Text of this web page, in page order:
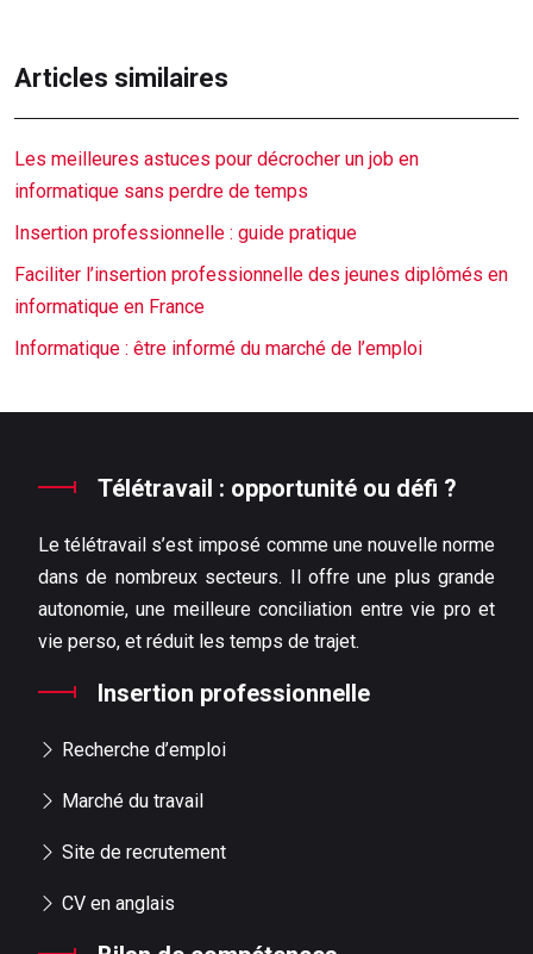
Articles similaires
Les meilleures astuces pour décrocher un job en
informatique sans perdre de temps
Insertion professionnelle : guide pratique
Faciliter l’insertion professionnelle des jeunes diplômés en
informatique en France
Informatique : être informé du marché de l’emploi
Télétravail : opportunité ou défi ?
Le télétravail s’est imposé comme une nouvelle norme
dans de nombreux secteurs. Il offre une plus grande
autonomie, une meilleure conciliation entre vie pro et
vie perso, et réduit les temps de trajet.
Insertion professionnelle
Recherche d’emploi
Marché du travail
Site de recrutement
CV en anglais